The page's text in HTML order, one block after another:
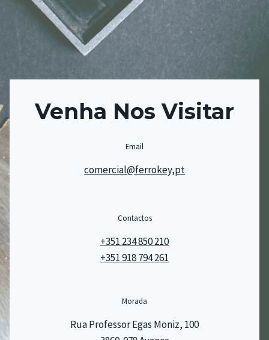
Venha Nos Visitar
Email
comercial@ferrokey,pt
Contactos
+351 234 850 210
+351 918 794 261
Morada
Rua Professor Egas Moniz, 100